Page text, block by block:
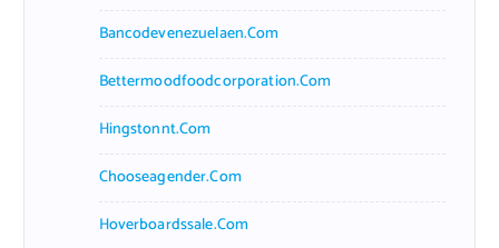
Bancodevenezuelaen.com
Bettermoodfoodcorporation.com
Hingstonnt.com
Chooseagender.com
Hoverboardssale.com